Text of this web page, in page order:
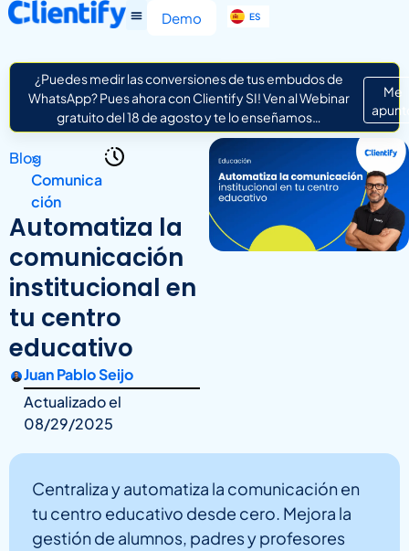
Demo ES
IT
¿Puedes medir las conversiones de tus embudos de
WhatsApp? Pues ahora con Clientify SI! Ven al Webinar
gratuito del 18 de agosto y te lo enseñamos…
Me
Blog
>
Comunica
ción
Automatiza la
comunicación
institucional en
tu centro
educativo
Juan Pablo Seijo
Actualizado el
08/29/2025
Centraliza y automatiza la comunicación en
tu centro educativo desde cero. Mejora la
gestión de alumnos, padres y profesores